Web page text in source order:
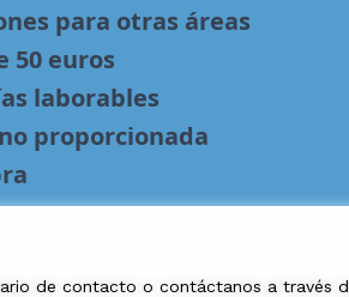
para otras áreas
50 euros
laborables
proporcionada
de contacto o contáctanos a través